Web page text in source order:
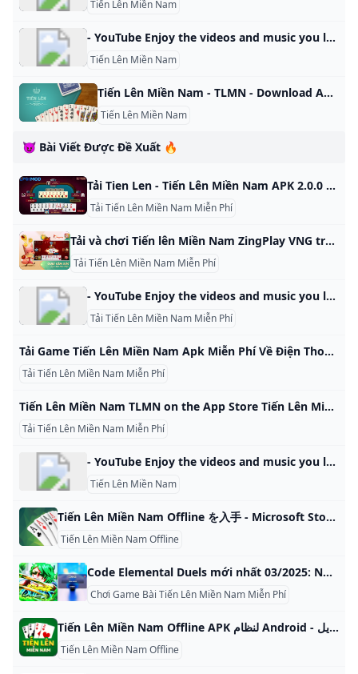
Tiến Lên Miền Nam
- YouTube Enjoy the videos and music you love, upload original content, and share it all with friends, family, and the world on YouTube.
Tiến Lên Miền Nam
Tiến Lên Miền Nam - TLMN - Download APK untuk Android Aptoide Unduh APK Tiến Lên Miền Nam - TLMN 2.1.34 untuk Android sekarang juga. Tanpa biaya tambahan. Penilaian pengguna untuk Tiến Lên Miền Nam - TLMN: 0 ★ Tien Len Southern (Tien len mien nam, tien len) juga dikenal sebagai Tien Len (Tien Len, TLMN, TL) terdiri dari 52 kartu yang dibagi rata di antara 4 orang yang dimainkan sesuai aturan South dengan mode permainan terbaik. menghitung kaus kaki dan hari kedua dan ketiga yang menarik, ini adalah permainan yang sangat sederhana dan menarik di komunitas Vietnam, dimainkan oleh banyak teman selama liburan.
Tiến Lên Miền Nam
😈 Bài Viết Được Đề Xuất 🔥
Tải Tien Len - Tiến Lên Miền Nam APK 2.0.0 Android iOS Tien Len - Tiến Lên Miền Nam là trò chơi thú vị cho người yêu thích bài bạc. Cùng tìm hiểu Tien Len - Tiến Lên Miền Nam chi tiết. Bởi naomi988 - Tháng bảy 30, 2024 Tiến lên là một trò chơi đánh bài xuất phát từ Phương tây, nếu người chơi đã từng chơi trò President sẽ thấy game này có khá nhiều điểm tương đồng với nhau. Trò chơi được sử dụng bộ bài Tây 52 lá chơi từ 2 tới 4 người.
Tải Tiến Lên Miền Nam Miễn Phí
Tải và chơi Tiến lên Miền Nam ZingPlay VNG trên PC (máy tính) cùng NoxPlayer Cách tải Tiến lên Miền Nam ZingPlay VNG trên PC/máy tính nhanh- mượt- ổn định cùng NoxPlayer giả lập android. Chơi Tiến lên
Tải Tiến Lên Miền Nam Miễn Phí
- YouTube Enjoy the videos and music you love, upload original content, and share it all with friends, family, and the world on YouTube.
Tải Tiến Lên Miền Nam Miễn Phí
Tải Game Tiến Lên Miền Nam Apk Miễn Phí Về Điện Thoại Tải Game Tiến lên miền nam miễn phí nhanh chóng, dễ dàng cho mọi điện thoại.Tiến Lên Miền Nam là 1 tựa game đánh bài online đẳng cấp nhất hiện nay. Tiến Lên Miền Nam 2024 là Game Trò Chơi gì ? Crazy Tiến lên miền Nam là một trong những game đánh bài hot và được nhiều người chơi nhất trong những game iOnline, bigkool , iwin, bigone…. Game tiến lên miền nam với cách chơi đơn giản nhưng đầy cuốn hút, ngày càng được đông đảo game thủ yêu mến và ủng hộ.
Tải Tiến Lên Miền Nam Miễn Phí
‎Tiến Lên Miền Nam TLMN on the App Store Tiến Lên Miền Nam (tien len mien nam, tien len) hay còn tên gọi là Tiến Lên (Tien Len, TLMN, TL) là gồm có 52 lá chia đều cho 4 người được chơi theo luật miền n… VIETPLAYGAMES COMPANY LIMITED Designed for iPad 4.6 • 365 Ratings Free Offers In-App Purchases Tiến Lên Miền Nam (tien len mien nam, tien len) hay còn tên gọi là Tiến Lên (Tien Len, TLMN, TL) là gồm có 52 lá chia đều cho 4 người được chơi theo luật miền nam với chế độ chơi nhất ăn tất đếm lá và nhật nhì ba hấp dẫn, đây là một trò chơi hết sức đơn giản, lôi cuốn trong cộng đồng Việt Nam, được đông đảo bạn bè chơi trong các dịp lễ tếtTien Len Online tặng quà miễn phí hàng ngày, thực sự là 1 trò chơi giải trí và luyện rèn kỹ năng cho các game thủ Việt Nam, tổ chức giải đấu thường niên, ngoài ra có các chế độ chơi Bầu Cua (Bau cua) đặt cược cùng bạn bè, ngoài ra người chơi có thể Cào Vé Số trúng giải độc đắc giải thưởng lên tới hàng tỷ ChipCÁC TÍNH NĂNG NỔI BẬT:- Hoàn toàn miễn phí, không cần nạp tiền vẫn có thể chơi thoải mái- Giao lưu bạn bè trong và ngoài nước qua cộng đồng- Cào vế số sổ hàng ngày, dễ dang trung thưởng- Bầu cua mở hàng tuần thử sức may mắn của bạn- Giảo diện chuyên nghiệp, độ họa ấn tượng- Bảng xếp hạng người chơi có điểm số cao nhất- Chế độ phòng chơi: + Phòng 2 người + Phòng 4 người- Hỗ trợ 2 ngôn ngữ: Vietnam, EnglishTham gia nào các bạn!
Tải Tiến Lên Miền Nam Miễn Phí
- YouTube Enjoy the videos and music you love, upload original content, and share it all with friends, family, and the world on YouTube.
Tiến Lên Miền Nam
Tiến Lên Miền Nam Offline を入手 - Microsoft Store ja-JP Windows 10、Windows 10 Mobile、Windows 10 Team (Surface Hub)、HoloLens 向けの Microsoft Store からこのゲームをダウンロードします。スクリーン
Tiến Lên Miền Nam Offline
Code Elemental Duels mới nhất 03/2025: Nhận Gold Spins Tổng hợp code Elemental Duels mới nhất 2025 cùng hướng dẫn cách thực hiện để đổi quà. Cách nhận thêm code Elemental Duels 2025 ở đâu? Xem ngay Vân Phạm Ngày đăng: 24/10/2024-Cập nhật: 24/10/2024 Roblox là trò chơi điện tử nhập vai được các game thủ ưa thích. Nhà sản xuất đã không ngừng phát hành và cập nhật nhiều mã code Elemental Duels giúp người chơi có những trải nghiệm tốt hơn.
Chơi Game Bài Tiến Lên Miền Nam Miễn Phí
Tiến Lên Miền Nam Offline APK لنظام Android - تنزيل Tiến Lên Miền Nam Offline لنظام Android ، تنزيل مجاني وآمن. أحدث إصدار من Tiến Lên Miền Nam Offline. تين لين مين نا
Tiến Lên Miền Nam Offline